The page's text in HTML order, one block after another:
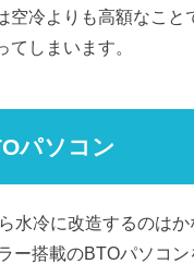
冷よりも高額なこと
しまいます。
パソコン
水冷に改造するのは
ー搭載のBTOパソコ